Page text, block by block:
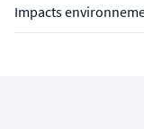
Impacts